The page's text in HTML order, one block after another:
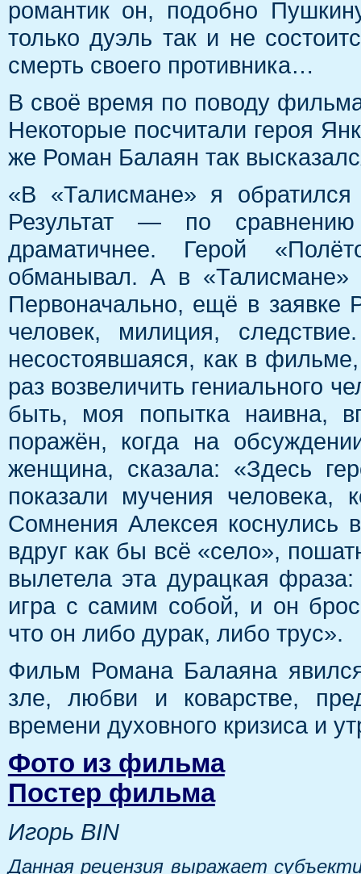
романтик он, подобно
только дуэль так и не
смерть своего противника…
В своё время по поводу
Некоторые посчитали героя
же Роман Балаян так
«В «Талисмане» я
Результат — по
драматичнее. Герой
обманывал. А в «Талисмане»
Первоначально, ещё в заявке
человек, милиция,
несостоявшаяся, как в
раз возвеличить гениального
быть, моя попытка наивна,
поражён, когда на
женщина, сказала: «Здесь
показали мучения человека,
Сомнения Алексея коснулись
вдруг как бы всё «село»,
вылетела эта дурацкая
игра с самим собой, и он
что он либо дурак, либо трус».
Фильм Романа Балаяна
зле, любви и коварстве,
времени духовного кризиса и
Фото из фильма
Постер фильма
Игорь BIN
Данная рецензия выражает